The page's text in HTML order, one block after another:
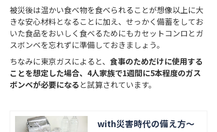
被災後は温かい食べ物を食べられることが想像以上に大
きな安心材料となることに加え、せっかく備蓄をしてお
いた食品をおいしく食べるためにもカセットコンロとガ
スボンベを忘れずに準備しておきましょう。
ちなみに東京ガスによると、 食事のためだけに使用する
ことを想定した場合、4人家族で1週間に5本程度のガス
ボンベが必要になる と試算されています。
with災害時代の備え方～